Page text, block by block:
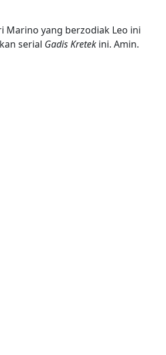
Marino yang berzodiak Leo ini
serial Gadis Kretek ini. Amin.